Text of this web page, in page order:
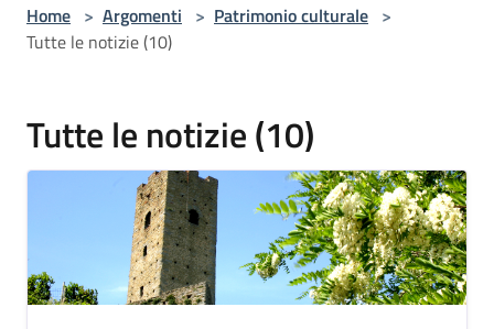
Home > Argomenti > Patrimonio culturale >
Tutte le notizie (10)
Tutte le notizie (10)